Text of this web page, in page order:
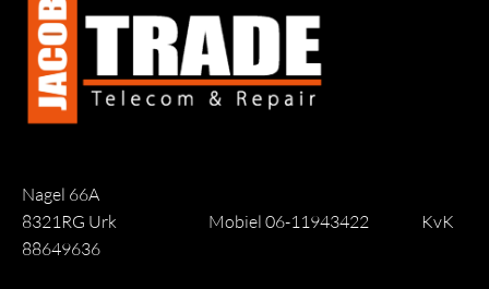
Nagel 66A
8321RG Urk Mobiel 06-11943422 KvK
88649636